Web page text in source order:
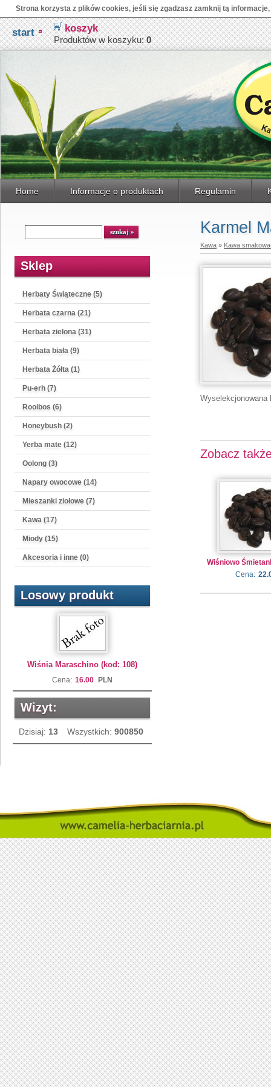
Strona korzysta z plików cookies, jeśli się zgadzasz zamknij tą
start koszyk
Produktów w koszyku:0
Home Informacje o produktach Regulamin
Sklep
Herbaty Świąteczne (5)
Herbata czarna (21)
Herbata zielona (31)
Herbata biała (9)
Herbata Żółta (1)
Pu-erh (7)
Rooibos (6)
Honeybush (2)
Yerba mate (12)
Oolong (3)
Napary owocowe (14)
Mieszanki ziołowe (7)
Kawa (17)
Miody (15)
Akcesoria i inne (0)
Losowy produkt
Wiśnia Maraschino (kod: 108)
Cena: 16.00 PLN
Wizyt:
Dzisiaj: 13 Wszystkich: 900850
Karmel
Kawa » Kawa
Zobacz
Wiśniowo
Cena: